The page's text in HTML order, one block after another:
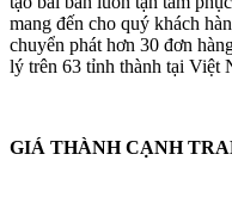
mang đến cho quý khách
chuyển phát hơn 30 đơn
lý trên 63 tỉnh thành tại Việt
GIÁ THÀNH CẠNH